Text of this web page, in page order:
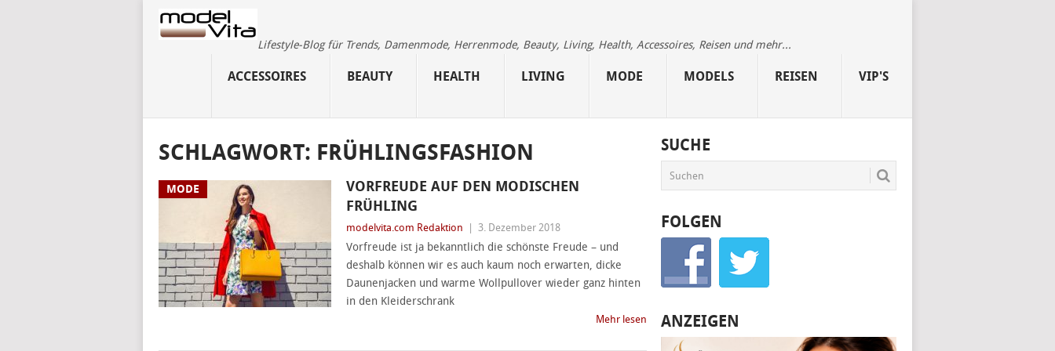
Lifestyle-Blog für Trends, Damenmode, Herrenmode, Beauty, Living, Health, Accessoires, Reisen und mehr...
ACCESSOIRES BEAUTY HEALTH LIVING MODE MODELS REISEN VIP'S
SCHLAGWORT: FRÜHLINGSFASHION
MODE
VORFREUDE AUF DEN MODISCHEN
FRÜHLING
modelvita.com Redaktion 3. Dezember 2018
Vorfreude ist ja bekanntlich die schönste Freude – und
deshalb können wir es auch kaum noch erwarten, dicke
Daunenjacken und warme Wollpullover wieder ganz hinten
in den Kleiderschrank
Mehr lesen
SUCHE
FOLGEN
ANZEIGEN